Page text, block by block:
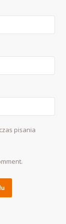
pisania